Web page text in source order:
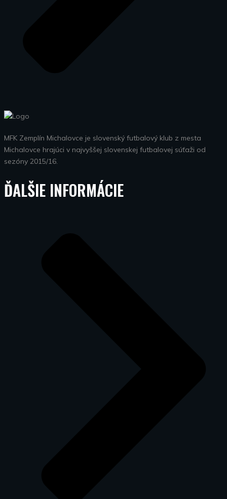
MFK Zemplín Michalovce je slovenský futbalový klub z mesta
Michalovce hrajúci v najvyššej slovenskej futbalovej súťaži od
sezóny 2015/16.
ĎALŠIE INFORMÁCIE